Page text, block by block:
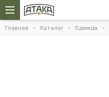
Главная Каталог Одежда